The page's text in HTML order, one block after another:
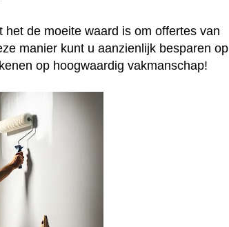
het de moeite waard is om offertes van
manier kunt u aanzienlijk besparen op
op hoogwaardig vakmanschap!